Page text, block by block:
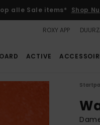
alle Sale items* Shop Nu
ROXY APP
ACTIVE